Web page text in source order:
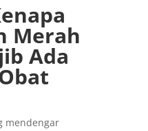
Merah
Ada
mendengar